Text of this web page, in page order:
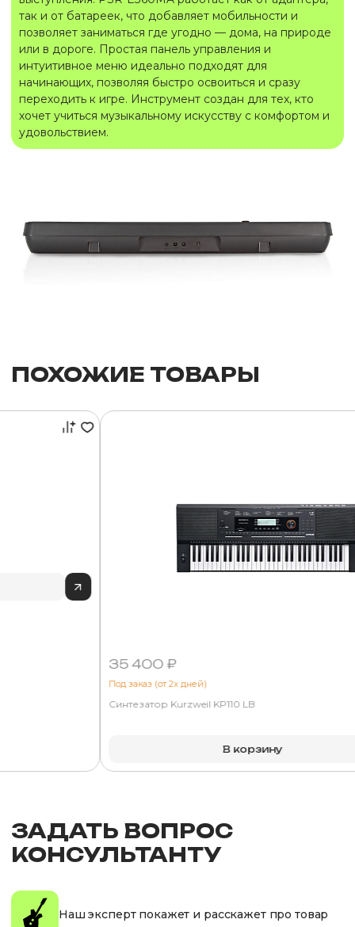
так и от батареек, что добавляет мобильности и
позволяет заниматься где угодно — дома, на природе
или в дороге. Простая панель управления и
интуитивное меню идеально подходят для
начинающих, позволяя быстро освоиться и сразу
переходить к игре. Инструмент создан для тех, кто
хочет учиться музыкальному искусству с комфортом и
удовольствием.
ПОХОЖИЕ ТОВАРЫ
35 400 ₽
Под заказ (от 2х дней)
Синтезатор Kurzweil KP110 LB
В корзину
ЗАДАТЬ ВОПРОС
КОНСУЛЬТАНТУ
Наш эксперт покажет и расскажет про товар